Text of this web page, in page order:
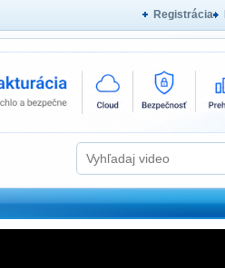
Registrácia